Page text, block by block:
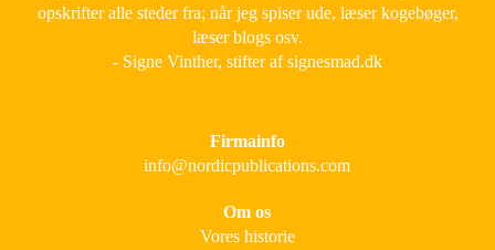
opskrifter alle steder fra; når jeg spiser ude, læser kogebøger,
læser blogs osv.
- Signe Vinther, stifter af signesmad.dk
Firmainfo
info@nordicpublications.com
Om os
Vores historie